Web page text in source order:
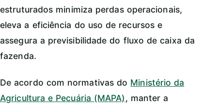
estruturados minimiza perdas operacionais,
eleva a eficiência do uso de recursos e
assegura a previsibilidade do fluxo de caixa da
fazenda.
De acordo com normativas do Ministério da
Agricultura e Pecuária (MAPA), manter a